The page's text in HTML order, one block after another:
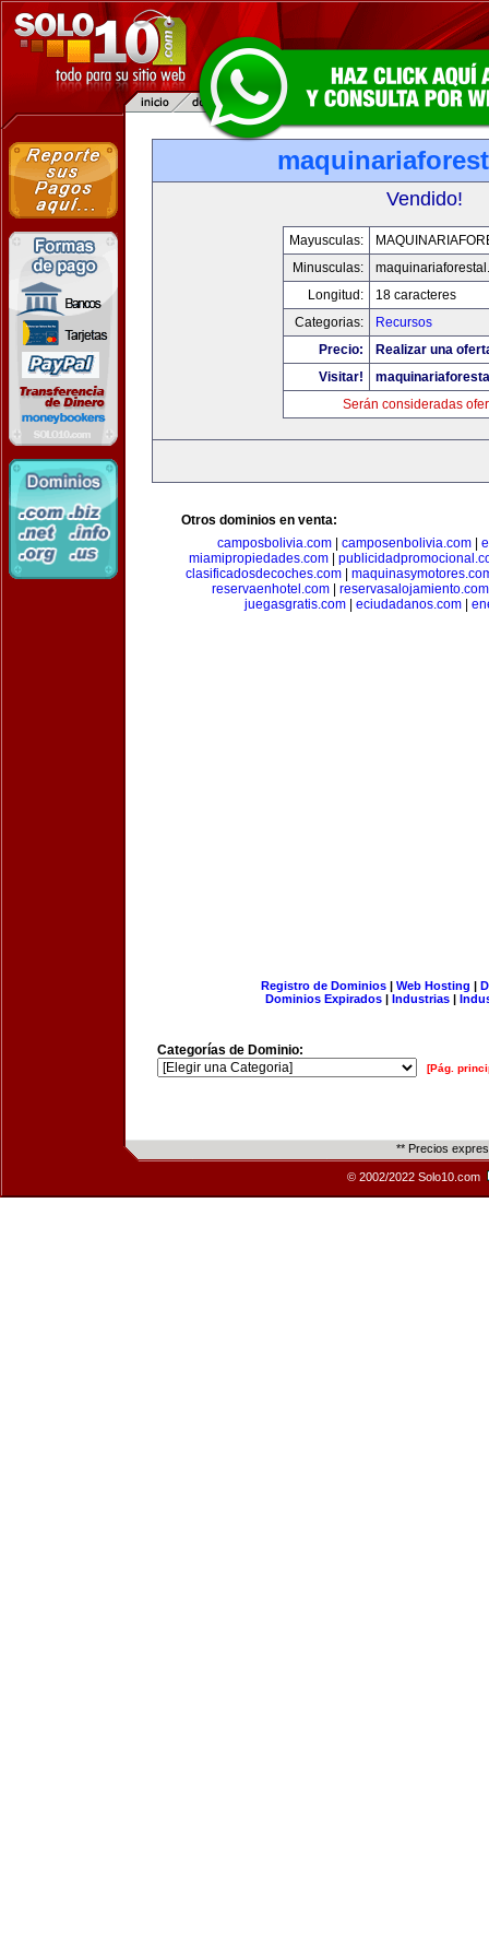
Vendido!
Mayusculas:
Minusculas:
Longitud:
18 caracteres
Categorias:
Recursos
Precio:
Realizar una
Visitar!
Serán consideradas
Otros dominios en venta:
camposbolivia.com| camposenbolivia.com|
miamipropiedades.com
clasificadosdecoches.com
reservaenhotel.com| reservasalojamiento.com
juegasgratis.com
eciudadanos.com
Registro de Dominios| Web Hosting |
Dominios Expirados | Industrias |
Categorías de Dominio:
[Pág.
** Precios
© 2002/2022 Solo10.com